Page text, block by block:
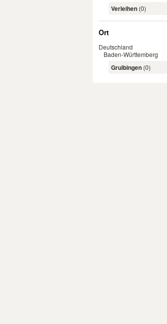
Verleihen (0)
Ort
Deutschland
Baden-Württemberg
Gruibingen (0)